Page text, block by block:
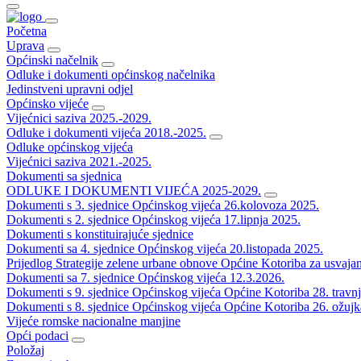
Početna
Uprava
Općinski načelnik
Odluke i dokumenti općinskog načelnika
Jedinstveni upravni odjel
Općinsko vijeće
Vijećnici saziva 2025.-2029.
Odluke i dokumenti vijeća 2018.-2025.
Odluke općinskog vijeća
Vijećnici saziva 2021.-2025.
Dokumenti sa sjednica
ODLUKE I DOKUMENTI VIJEĆA 2025-2029.
Dokumenti s 3. sjednice Općinskog vijeća 26.kolovoza 2025.
Dokumenti s 2. sjednice Općinskog vijeća 17.lipnja 2025.
Dokumenti s konstituirajuće sjednice
Dokumenti sa 4. sjednice Općinskog vijeća 20.listopada 2025.
Prijedlog Strategije zelene urbane obnove Općine Kotoriba za
Dokumenti sa 7. sjednice Općinskog vijeća 12.3.2026.
Dokumenti s 9. sjednice Općinskog vijeća Općine Kotoriba 28.
Dokumenti s 8. sjednice Općinskog vijeća Općine Kotoriba 26.
Vijeće romske nacionalne manjine
Opći podaci
Položaj